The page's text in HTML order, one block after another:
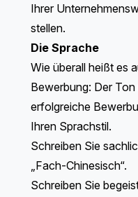
Ihrer
stellen.
Die Sprache
Wie überall heißt es
Bewerbung: Der
erfolgreiche
Ihren Sprachstil.
Schreiben Sie
„Fach-Chinesisch“.
Schreiben Sie